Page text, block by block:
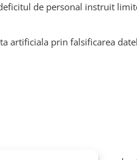
de personal instruit
artificiala prin falsificarea